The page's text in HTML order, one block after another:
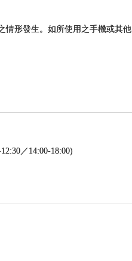
情形發生。如所使用之手機或其他
／14:00-18:00)